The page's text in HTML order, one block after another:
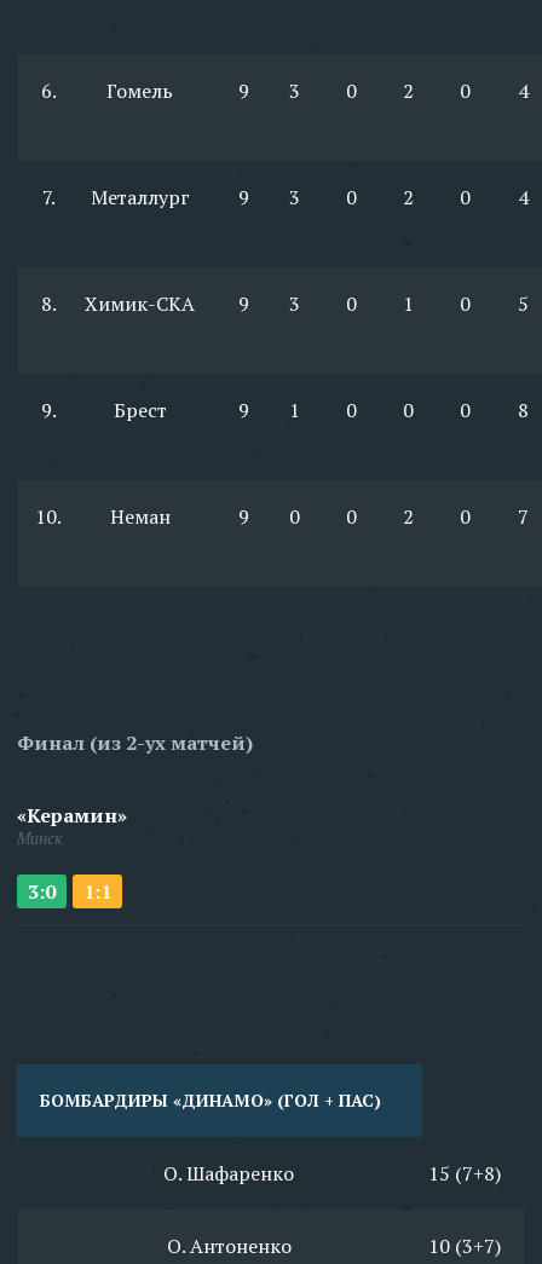
6. Гомель 9 3 0 2 0 4
7. Металлург 9 3 0 2 0 4
8. Химик-СКА 9 3 0 1 0 5
9. Брест 9 1 0 0 0 8
10. Неман 9 0 0 2 0 7
Финал (из 2-ух матчей)
«Керамин»
Минск
3:0 1:1
БОМБАРДИРЫ «ДИНАМО» (ГОЛ + ПАС)
О. Шафаренко 15 (7+8)
О. Антоненко 10 (3+7)